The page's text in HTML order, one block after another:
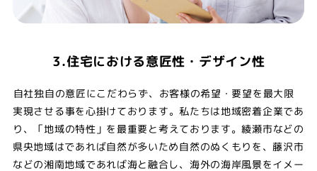
3.住宅における意匠性・デザイン性
自社独自の意匠にこだわらず、お客様の希望・要望を最大限
実現させる事を心掛けております。私たちは地域密着企業であ
り、「地域の特性」を最重要と考えております。綾瀬市などの
県央地域はであれば自然が多いため自然のぬくもりを、藤沢市
などの湘南地域であれば海と融合し、海外の海岸風景をイメー